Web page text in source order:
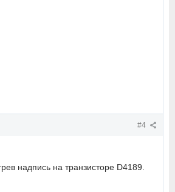
#4
надпись на транзисторе D4189.